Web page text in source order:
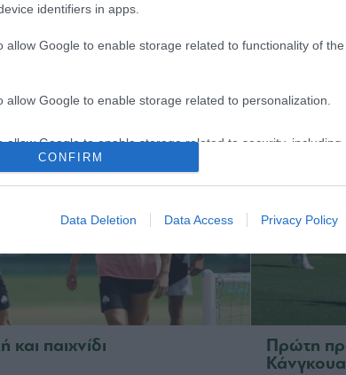
identifiers in apps.
allow Google to enable storage related to functionality of
allow Google to enable storage related to personalization.
allow Google to enable storage related to security, including
functionality and fraud prevention, and other user
CONFIRM
Data Deletion Data Access Privacy Policy
λίστα για τα παιχνίδια
και παιχνίδι
Πρώτη
Κάνγκουα